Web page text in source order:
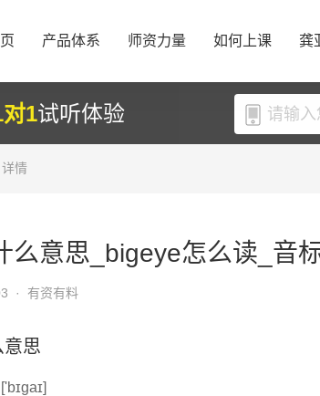
产品体系 师资力量 如何上课 龚
对1试听体验
详情
么意思_bigeye怎么读_音
· 有资有料
意思